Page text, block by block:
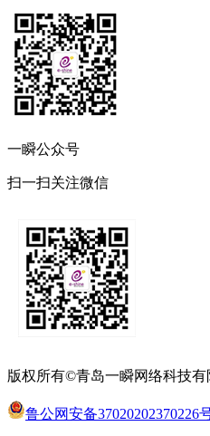
一瞬公众号
扫一扫关注微信
版权所有©青岛一瞬网络科技有
鲁公网安备37020202370226